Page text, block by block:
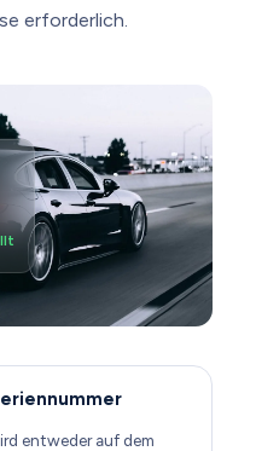
erforderlich.
entweder auf dem